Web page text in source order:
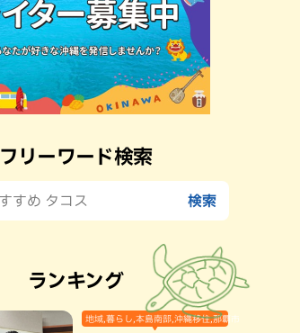
フリーワード検索
ランキング
地域,暮らし,本島南部,沖縄移住,那覇市